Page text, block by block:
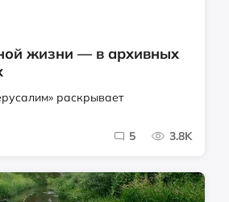
жизни — в архивных
раскрывает
5 3.8K